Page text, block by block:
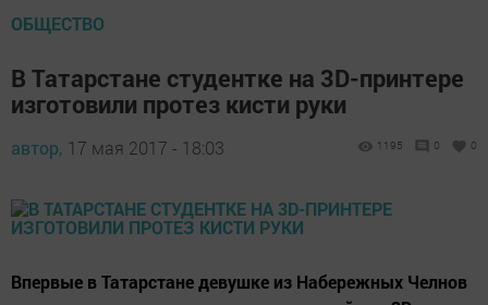
ОБЩЕСТВО
В Татарстане студентке на 3D-принтере
изготовили протез кисти руки
автор, 17 мая 2017 - 18:03 1195 0 0
Впервые в Татарстане девушке из Набережных Челнов